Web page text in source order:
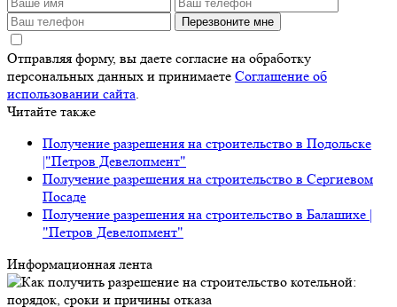
Перезвоните мне
Отправляя форму, вы даете согласие на обработку
персональных данных и принимаете Соглашение об
использовании сайта
Читайте также
Получение разрешения на строительство в Подольске
|"Петров Девелопмент"
Получение разрешения на строительство в Сергиевом
Посаде
Получение разрешения на строительство в Балашихе |
"Петров Девелопмент"
Информационная лента